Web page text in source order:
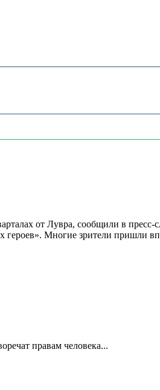
от Лувра, сообщили в пресс-
героев». Многие зрители пришли
правам человека...